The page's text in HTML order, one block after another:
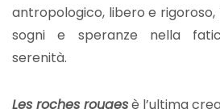
antropologico, libero e
sogni e speranze nella
serenità.
Les roches rougesè l’ultima